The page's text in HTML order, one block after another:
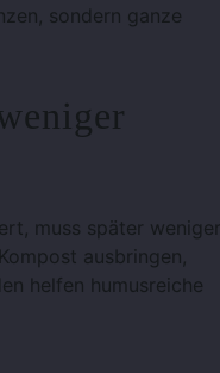
sondern ganze
muss später weniger
ausbringen,
helfen humusreiche